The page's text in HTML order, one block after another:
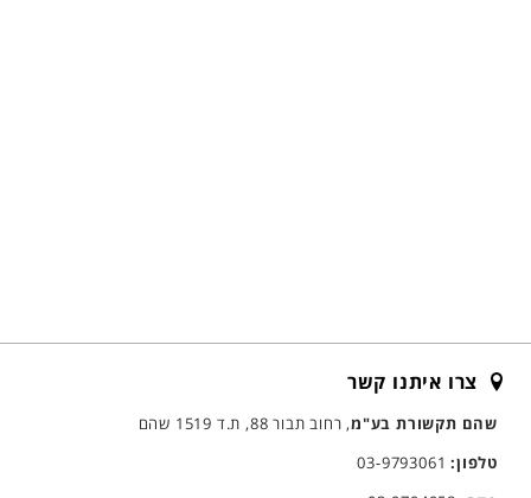
צרו איתנו קשר
שהם תקשורת בע"מ, רחוב תבור 88, ת.ד 1519 שהם
טלפון:03-9793061